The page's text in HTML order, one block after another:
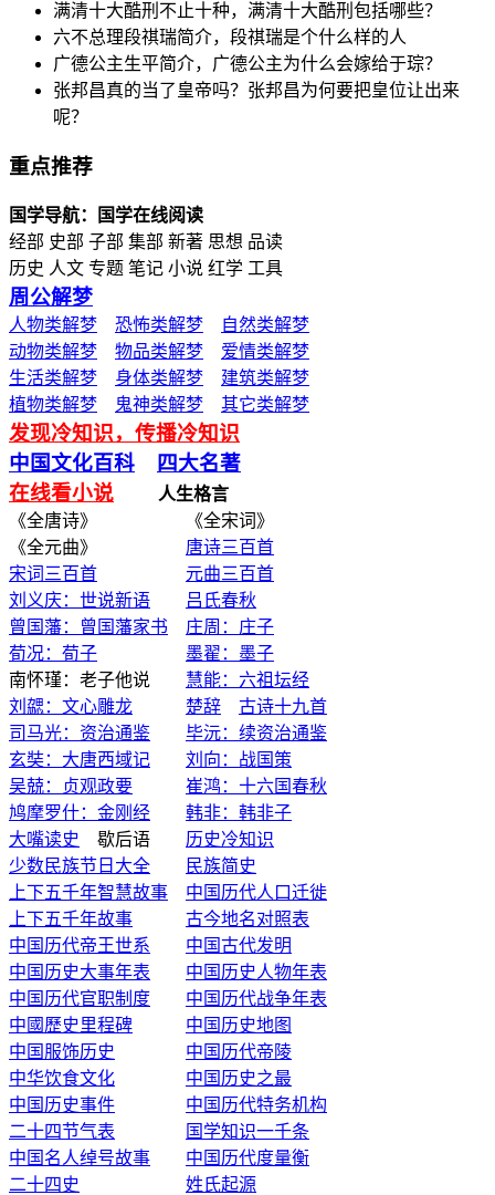
满清十大酷刑不止十种，满清十大酷刑包括哪些？
六不总理段祺瑞简介，段祺瑞是个什么样的人
广德公主生平简介，广德公主为什么会嫁给于琮？
张邦昌真的当了皇帝吗？张邦昌为何要把皇位让出来
呢？
重点推荐
国学导航：国学在线阅读
经部 史部 子部 集部 新著 思想 品读
历史 人文 专题 笔记 小说 红学 工具
周公解梦
人物类解梦 恐怖类解梦
自然类解梦
动物类解梦
物品类解梦
爱情类解梦
生活类解梦
身体类解梦
建筑类解梦
植物类解梦
鬼神类解梦 其它类解梦
发现冷知识，传播冷知识
中国文化百科
四大名著
在线看小说
人生格言
《全唐诗》 《全宋词》
《全元曲》 唐诗三百首
宋词三百首
元曲三百首
刘义庆：世说新语
吕氏春秋
曾国藩：曾国藩家书
庄周：庄子
荀况：荀子
墨翟：墨子
南怀瑾：老子他说 慧能：六祖坛经
刘勰：文心雕龙
楚辞
古诗十九首
司马光：资治通鉴
毕沅：续资治通鉴
玄奘：大唐西域记
刘向：战国策
吴兢：贞观政要
崔鸿：十六国春秋
鸠摩罗什：金刚经
韩非：韩非子
大嘴读史 歇后语 历史冷知识
少数民族节日大全
民族简史
上下五千年智慧故事
中国历代人口迁徙
上下五千年故事
古今地名对照表
中国历代帝王世系
中国古代发明
中国历史大事年表
中国历史人物年表
中国历代官职制度
中国历代战争年表
中國歷史里程碑
中国历史地图
中国服饰历史
中国历代帝陵
中华饮食文化
中国历史之最
中国历史事件
中国历代特务机构
二十四节气表
国学知识一千条
中国名人绰号故事
中国历代度量衡
二十四史
姓氏起源